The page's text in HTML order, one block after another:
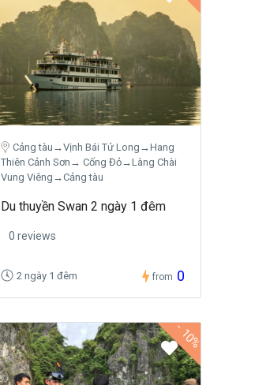
Cảng tàu→Vịnh Bái Tử Long→Hang
Thiên Cảnh Sơn→ Cống Đỏ→Làng Chài
Vung Viêng→Cảng tàu
Du thuyền Swan 2 ngày 1 đêm
0 reviews
2 ngày 1 đêm from 0
-
10%